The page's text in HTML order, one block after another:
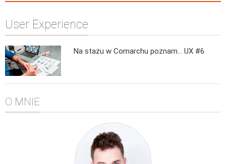
Metody numeryczne
Algorytmy wyszukiwania
Inne
User Experience
Na stażu w Comarchu poznam… UX #6
O MNIE